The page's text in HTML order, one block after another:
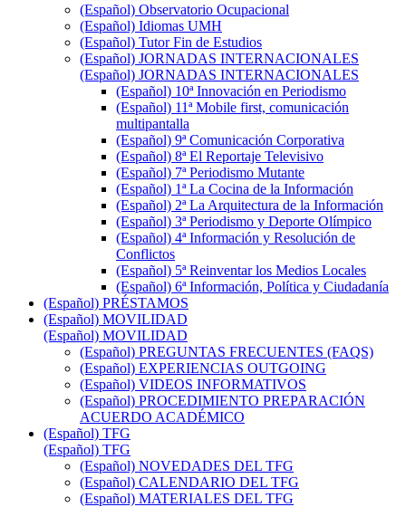
(Español) Observatorio Ocupacional
(Español) Idiomas UMH
(Español) Tutor Fin de Estudios
(Español) JORNADAS INTERNACIONALES
(Español) JORNADAS INTERNACIONALES
(Español) 10ª Innovación en Periodismo
(Español) 11ª Mobile first, comunicación
multipantalla
(Español) 9ª Comunicación Corporativa
(Español) 8ª El Reportaje Televisivo
(Español) 7ª Periodismo Mutante
(Español) 1ª La Cocina de la Información
(Español) 2ª La Arquitectura de la Información
(Español) 3ª Periodismo y Deporte Olímpico
(Español) 4ª Información y Resolución de
Conflictos
(Español) 5ª Reinventar los Medios Locales
(Español) 6ª Información, Política y Ciudadanía
(Español) PRÉSTAMOS
(Español) MOVILIDAD
(Español) MOVILIDAD
(Español) PREGUNTAS FRECUENTES (FAQS)
(Español) EXPERIENCIAS OUTGOING
(Español) VIDEOS INFORMATIVOS
(Español) PROCEDIMIENTO PREPARACIÓN
ACUERDO ACADÉMICO
(Español) TFG
(Español) TFG
(Español) NOVEDADES DEL TFG
(Español) CALENDARIO DEL TFG
(Español) MATERIALES DEL TFG